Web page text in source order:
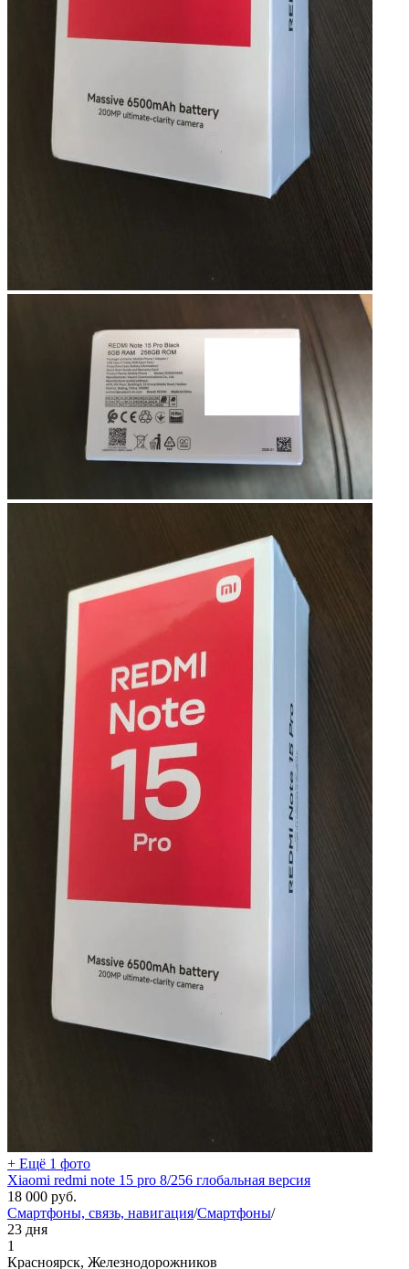
+ Ещё 1 фото
Xiaomi redmi note 15 pro 8/256 глобальная версия
18 000 руб.
Смартфоны, связь, навигация/Смартфоны/
23 дня
1
Красноярск, Железнодорожников